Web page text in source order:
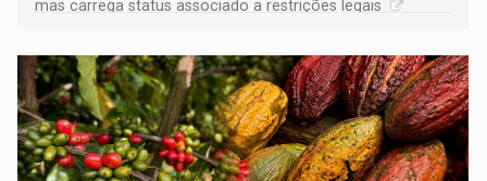
mas carrega status associado a restrições legais